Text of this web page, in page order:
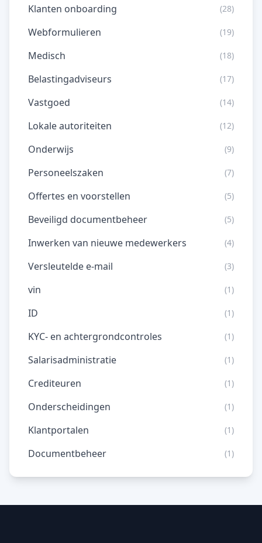
Klanten onboarding (28)
Webformulieren (19)
Medisch (18)
Belastingadviseurs (17)
Vastgoed (14)
Lokale autoriteiten (12)
Onderwijs (9)
Personeelszaken (7)
Offertes en voorstellen (5)
Beveiligd documentbeheer (5)
Inwerken van nieuwe medewerkers (4)
Versleutelde e-mail (3)
vin (1)
ID (1)
KYC- en achtergrondcontroles (1)
Salarisadministratie (1)
Crediteuren (1)
Onderscheidingen (1)
Klantportalen (1)
Documentbeheer (1)